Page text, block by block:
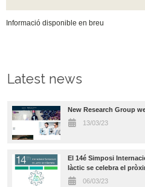
Informació disponible en breu
Latest news
New Research Group
13/03/23
El 14é Simposi
làctic se celebra el
06/03/23